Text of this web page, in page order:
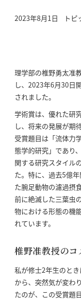
2023年8月1日 トピ
理学部の椎野勇太准
し、2023年6月30日
されました。
学術賞は、優れた研
し、将来の発展が期
受賞題目は「流体力
態学的研究」であり
関する研究スタイル
た。特に、過去5億
た腕足動物の濾過摂
前に絶滅した三葉虫
物における形態の機
れています。
椎野准教授のコ
私が修士2年生のと
から、突然気が変わ
たのが、この受賞題